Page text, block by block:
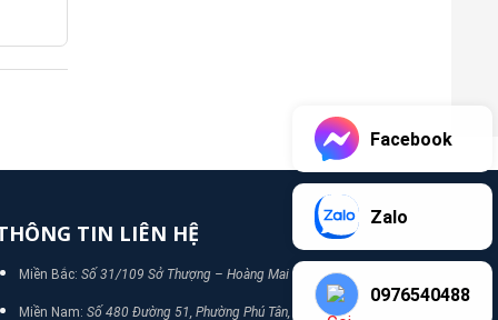
TIN LIÊN HỆ
Miền Bắc: Số 31/109 Sở Thượng – Hoàng Mai – Hà Nội
Miền Nam: Số 480 Đường 51, Phường Phú Tân, TP Bình Dương
Facebook
Zalo
0976540488